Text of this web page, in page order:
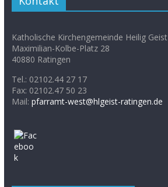
Katholische Kirchengemeinde Heilig Geist
Maximilian-Kolbe-Platz 28
40880 Ratingen
Tel.: 02102.44 27 17
Fax: 02102.47 50 23
Mail: pfarramt-west@hlgeist-ratingen.de